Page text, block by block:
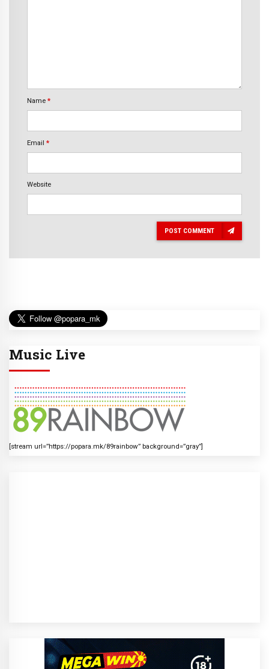
Name *
Email *
Website
POST COMMENT
Music Live
[stream url=”https://popara.mk/89rainbow” background=”gray”]